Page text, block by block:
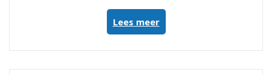
Lees meer“Ontdek
het
Beste